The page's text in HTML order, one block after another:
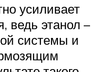
усиливает
ведь этанол –
системы и